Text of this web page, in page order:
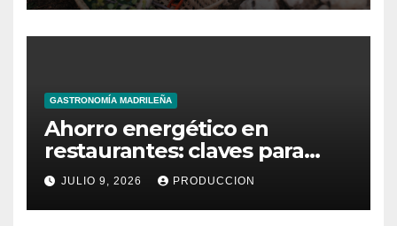
GASTRONOMÍA MADRILEÑA
Ahorro energético en
restaurantes: claves para
reducir costes mensuales
JULIO 9, 2026 PRODUCCION